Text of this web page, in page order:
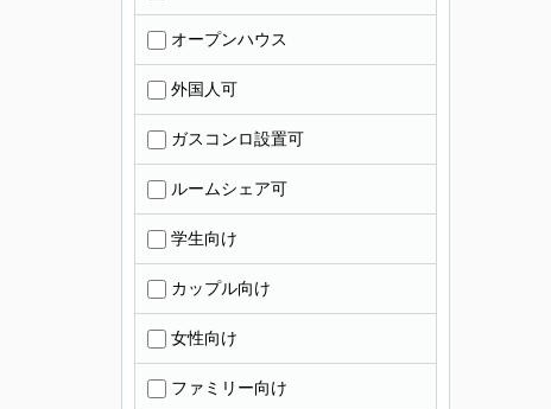
オープンハウス
外国人可
ガスコンロ設置可
ルームシェア可
学生向け
カップル向け
女性向け
ファミリー向け